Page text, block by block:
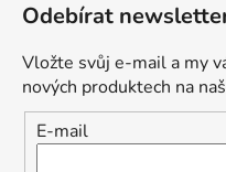
Odebírat
Vložte svůj e-mail a my
nových produktech na
E-mail